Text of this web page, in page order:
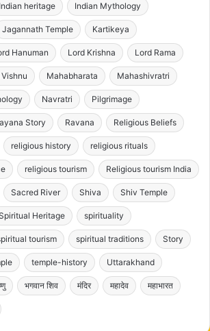
Indian heritage Indian Mythology
Jagannath Temple Kartikeya
Hanuman Lord Krishna Lord Rama
Mahabharata Mahashivratri
Navratri Pilgrimage
Story Ravana Religious Beliefs
religious history religious rituals
religious tourism Religious tourism India
Sacred River Shiva Shiv Temple
Heritage spirituality
tourism spiritual traditions Story
temple-history Uttarakhand
भगवान शिव मंदिर महादेव महाभारत